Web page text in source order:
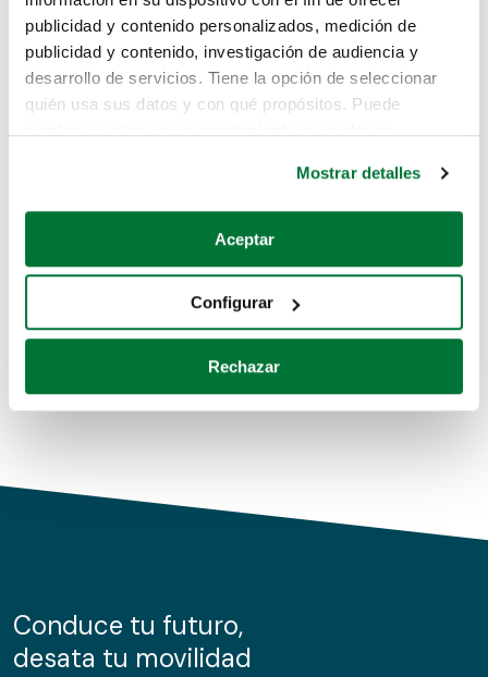
publicidad y contenido personalizados, medición de
publicidad y contenido, investigación de audiencia y
desarrollo de servicios. Tiene la opción de seleccionar
quién usa sus datos y con qué propósitos. Puede
Si lo permite, también quisiéramos:
Recopilar información sobre su ubicación geográfica
Identificar su dispositivo analizándolo activamente
para buscar características específicas (huellas
Obtenga más información sobre cómo se procesan sus
de cookies.
información sobre el uso que haga del sitio web con
nuestros partners de redes sociales, publicidad y análisis
Mostrar detalles
Aceptar
Configurar
Rechazar
te hemos traido hasta aquí.
Pero puedes encontrar el coche que estás
buscando en alguno de estos enlaces:
Coches de segunda mano
Coches de km0
Conduce tu futuro,
desata tu movilidad